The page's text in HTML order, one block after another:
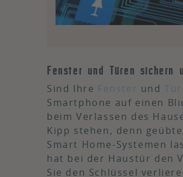
Fenster und Türen sichern
Sind Ihre Fenster und
Smartphone auf einen
beim Verlassen des
Kipp stehen, denn
Smart Home-Systemen
hat bei der Haustür den
Sie den Schlüssel